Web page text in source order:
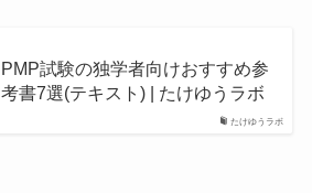
たけゆうラボ
PMP試験の独学者向けおすすめ参
考書7選(テキスト) | たけゆうラボ